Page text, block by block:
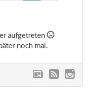
aufgetreten
noch mal.